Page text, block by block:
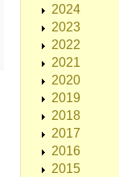
2024
2023
2022
2021
2020
2019
2018
2017
2016
2015